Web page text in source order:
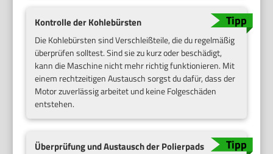
Kontrolle der Kohlebürsten
Die Kohlebürsten sind Verschleißteile, die du regelmäßig
überprüfen solltest. Sind sie zu kurz oder beschädigt,
kann die Maschine nicht mehr richtig funktionieren. Mit
einem rechtzeitigen Austausch sorgst du dafür, dass der
Motor zuverlässig arbeitet und keine Folgeschäden
entstehen.
Überprüfung und Austausch der Polierpads